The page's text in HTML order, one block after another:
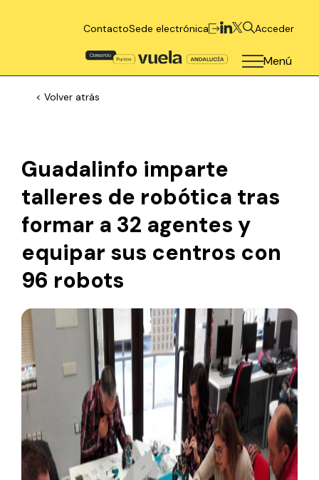
ContactoSede electrónica Acceder
Menú
< Volver atrás
Guadalinfo imparte
talleres de robótica tras
formar a 32 agentes y
equipar sus centros con
96 robots